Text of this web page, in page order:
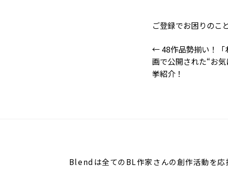
ご登録でお困りのこ
投
ー
←48作品勢揃い！
画で公開された“お
挙紹介！
Blendは全てのBL作家さんの創作活動を応